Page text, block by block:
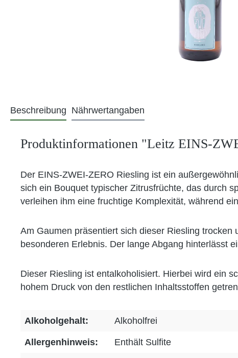
Beschreibung Nährwertangaben
Produktinformationen "Leitz EINS-
Der EINS-ZWEI-ZERO Riesling ist ein
sich ein Bouquet typischer Zitrusfrüchte, das durch
verleihen ihm eine fruchtige Komplexität, während
Am Gaumen präsentiert sich dieser Riesling
besonderen Erlebnis. Der lange Abgang hinterlässt
Dieser Riesling ist entalkoholisiert. Hierbei wird ein
hohem Druck von den restlichen Inhaltsstoffen
Alkoholgehalt: Alkoholfrei
Allergenhinweis: Enthält Sulfite